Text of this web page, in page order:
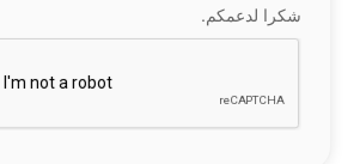
شكرا لدعمكم.